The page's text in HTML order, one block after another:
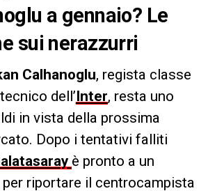
a gennaio? Le
sui nerazzurri
Calhanoglu, regista classe
dell’Inter, resta uno
in vista della prossima
Dopo i tentativi falliti
è pronto a un
riportare il centrocampista